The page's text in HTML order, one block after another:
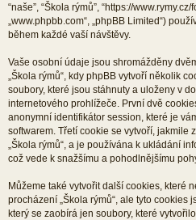
“naše”, “Škola rýmů”, “https://
„www.phpbb.com“, „phpBB Limited“)
během každé vaší návštěvy.
Vaše osobní údaje jsou shromážděny
„Škola rýmů“, kdy phpBB vytvoří několik
soubory, které jsou stáhnuty a uloženy v
internetového prohlížeče. První dvě
anonymní identifikátor session, které je
softwarem. Třetí cookie se vytvoří, jakmile
„Škola rýmů“, a je používána k ukládání
což vede k snažšímu a pohodlnějšímu
Můžeme také vytvořit další cookies, které
procházení „Škola rýmů“, ale tyto cookies
který se zaobírá jen soubory, které